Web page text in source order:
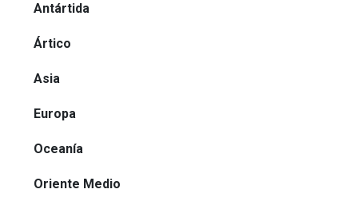
Antártida
Ártico
Asia
Europa
Oceanía
Oriente Medio